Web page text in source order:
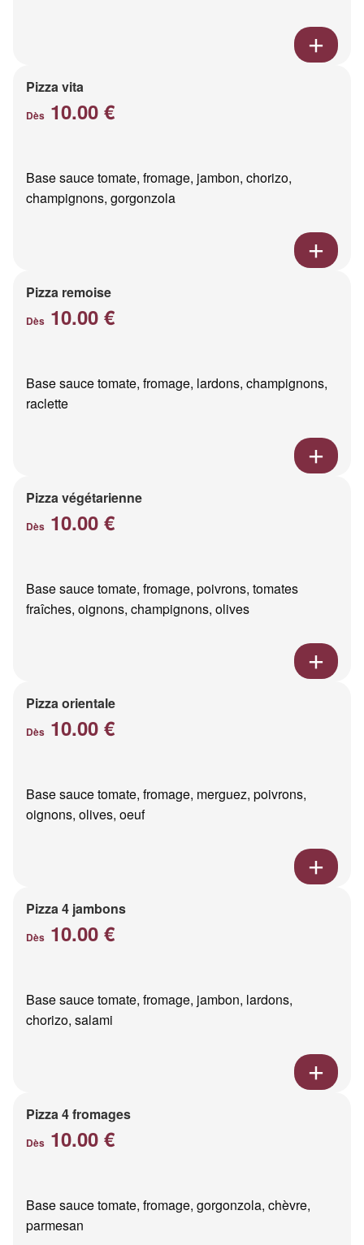
Pizza vita
Dès 10.00 €
Base sauce tomate, fromage, jambon, chorizo,
champignons, gorgonzola
Pizza remoise
Dès 10.00 €
Base sauce tomate, fromage, lardons, champignons,
raclette
Pizza végétarienne
Dès 10.00 €
Base sauce tomate, fromage, poivrons, tomates
fraîches, oignons, champignons, olives
Pizza orientale
Dès 10.00 €
Base sauce tomate, fromage, merguez, poivrons,
oignons, olives, oeuf
Pizza 4 jambons
Dès 10.00 €
Base sauce tomate, fromage, jambon, lardons,
chorizo, salami
Pizza 4 fromages
Dès 10.00 €
Base sauce tomate, fromage, gorgonzola, chèvre,
parmesan